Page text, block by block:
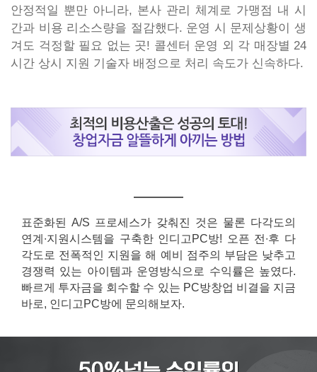
안정적일 뿐만 아니라, 본사 관리 체계로 가맹점 내 시
간과 비용 리소스량을 절감했다. 운영 시 문제상황이 생
겨도 걱정할 필요 없는 곳! 콜센터 운영 외 각 매장별 24
시간 상시 지원 기술자 배정으로 처리 속도가 신속하다.
표준화된 A/S 프로세스가 갖춰진 것은 물론 다각도의
연계∙지원시스템을 구축한 인디고PC방! 오픈 전∙후 다
각도로 전폭적인 지원을 해 예비 점주의 부담은 낮추고
경쟁력 있는 아이템과 운영방식으로 수익률은 높였다.
빠르게 투자금을 회수할 수 있는 PC방창업 비결을 지금
바로, 인디고PC방에 문의해보자.